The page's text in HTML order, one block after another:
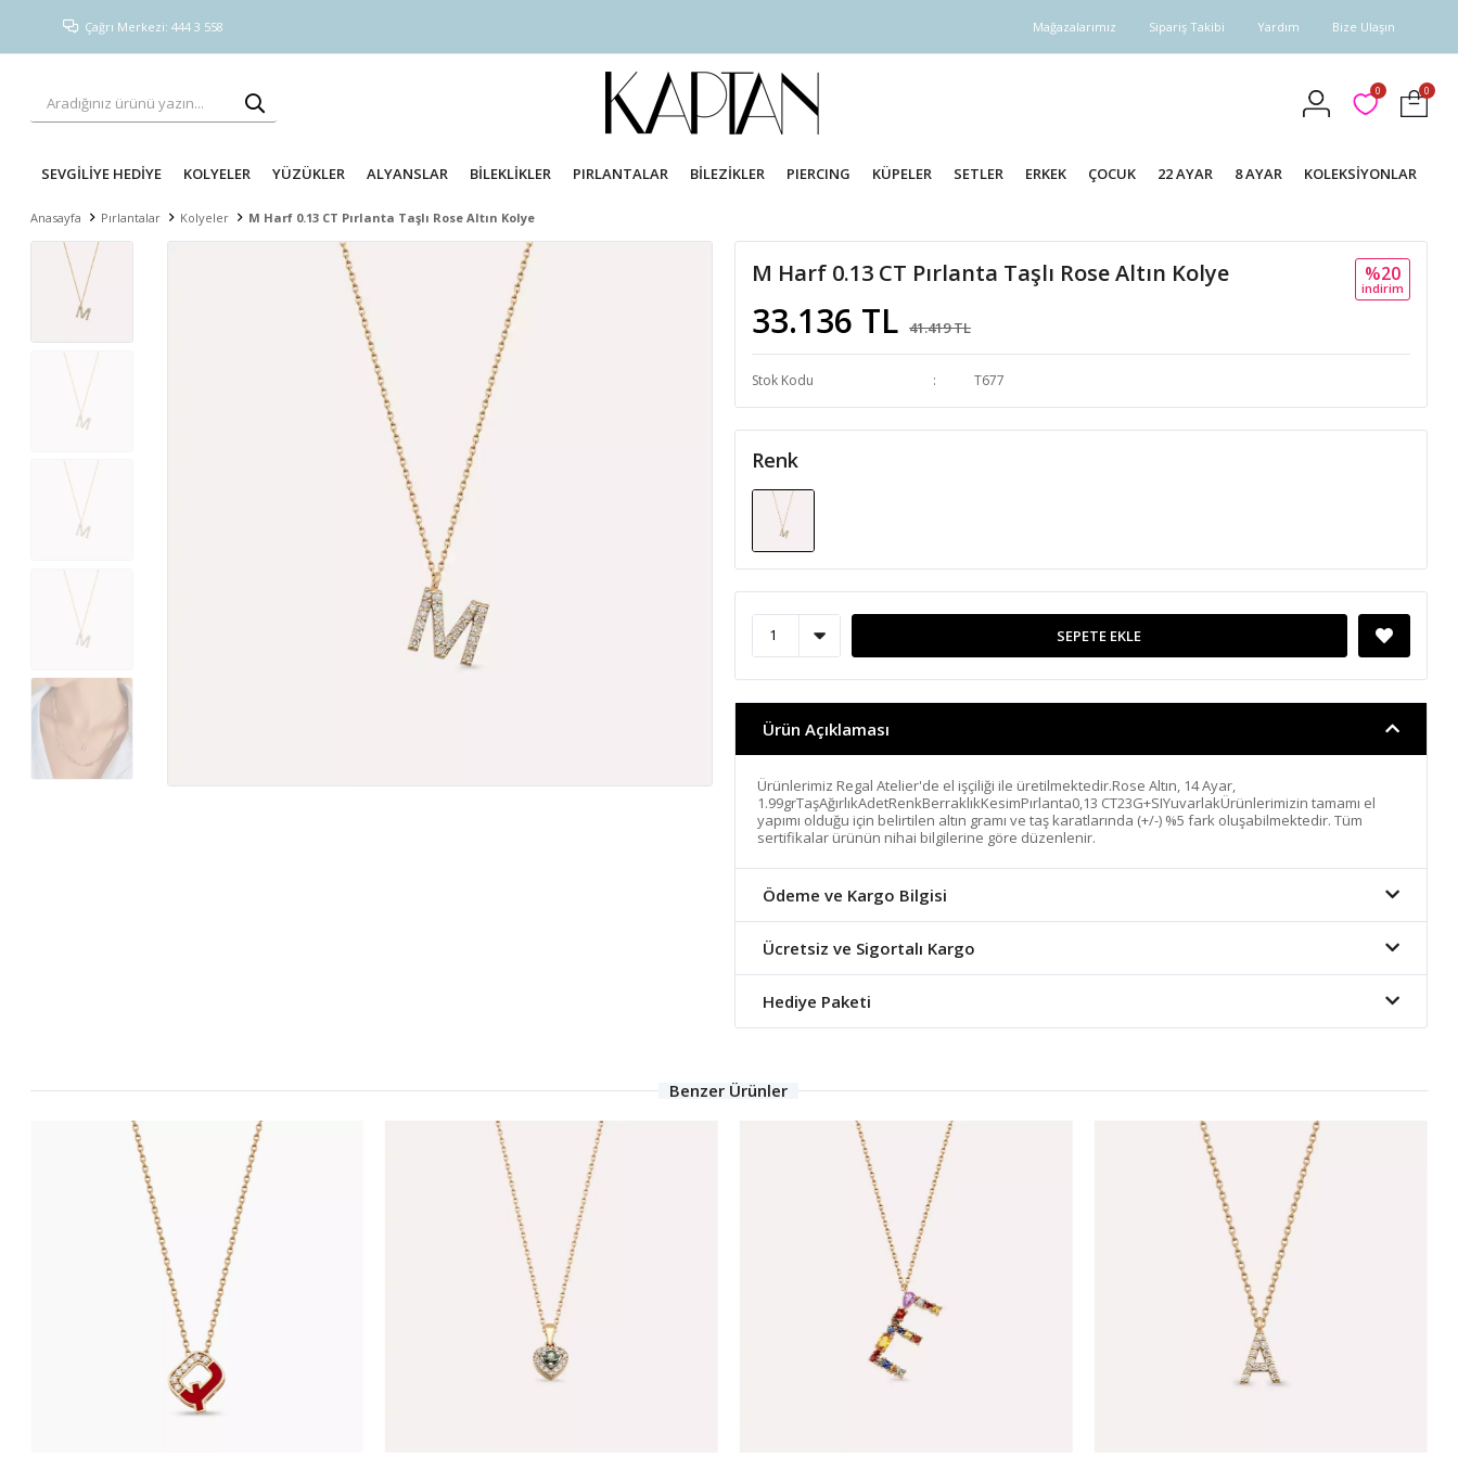
Çağrı Merkezi: 444 3 558 Mağazalarımız Sipariş Takibi Yardım Bize Ulaşın
0 0
SEVGİLİYE HEDİYE KOLYELER YÜZÜKLER ALYANSLAR BİLEKLİKLER PIRLANTALAR BİLEZİKLER PIERCING KÜPELER SETLER ERKEK ÇOCUK 22 AYAR 8 AYAR KOLEKSİYONLAR
Anasayfa Pırlantalar Kolyeler M Harf 0.13 CT Pırlanta Taşlı Rose Altın Kolye
M Harf 0.13 CT Pırlanta Taşlı Rose Altın Kolye
33.136 TL 41.419 TL
%20
i̇ndi̇ri̇m
Stok Kodu T677
Renk
SEPETE EKLE
Ürün Açıklaması
Ürünlerimiz Regal Atelier'de el işçiliği ile üretilmektedir.Rose Altın, 14 Ayar,
1.99grTaşAğırlıkAdetRenkBerraklıkKesimPırlanta0,13 CT23G+SIYuvarlakÜrünlerimizin tamamı el
yapımı olduğu için belirtilen altın gramı ve taş karatlarında (+/-) %5 fark oluşabilmektedir. Tüm
sertifikalar ürünün nihai bilgilerine göre düzenlenir.
Ödeme ve Kargo Bilgisi
Ücretsiz ve Sigortalı Kargo
Hediye Paketi
Benzer Ürünler